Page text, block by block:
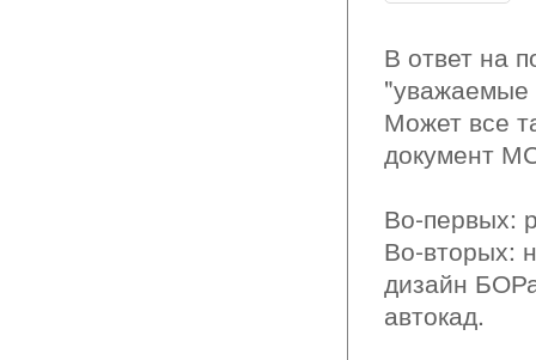
В ответ на
"уважаемые
Может все
документ
Во-первых:
Во-вторых:
дизайн
автокад.